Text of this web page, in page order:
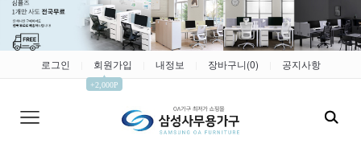
로그인 회원가입
▲
+2,000P
내정보 장바구니(0) 공지사항